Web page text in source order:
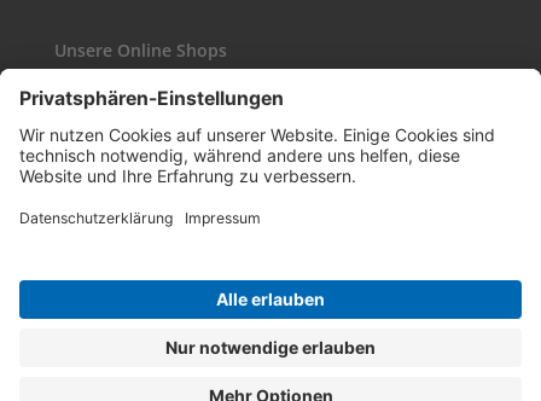
Unsere Online Shops
Kaffee24
Wasgau-Weinshop